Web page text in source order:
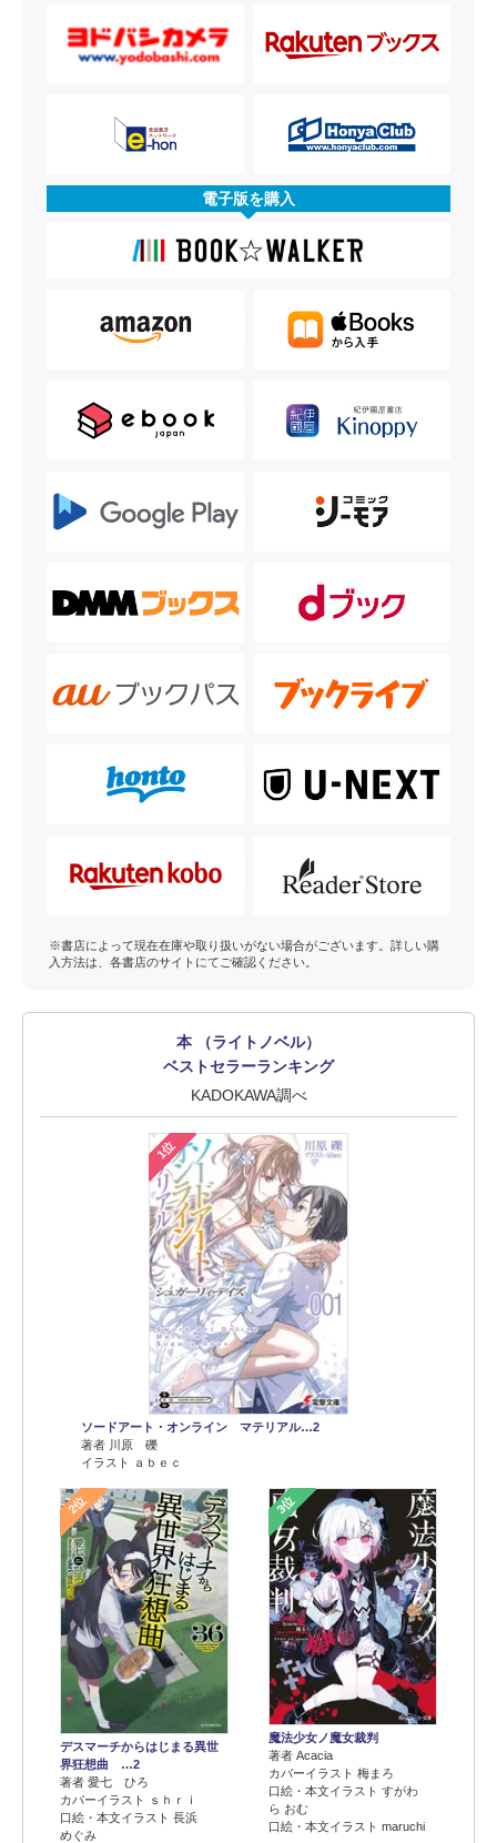
電子版を購入
※書店によって現在在庫や取り扱いがない場合がございます。詳しい購
入方法は、各書店のサイトにてご確認ください。
本 （ライトノベル）
ベストセラーランキング
KADOKAWA調べ
1位
ソードアート・オンライン マテリアル…2
著者 川原 礫
イラスト ａｂｅｃ
2位
デスマーチからはじまる異世
界狂想曲 …2
著者 愛七 ひろ
カバーイラスト ｓｈｒｉ
口絵・本文イラスト 長浜
めぐみ
3位
魔法少女ノ魔女裁判
著者 Acacia
カバーイラスト 梅まろ
口絵・本文イラスト すがわ
ら おむ
口絵・本文イラスト maruchi